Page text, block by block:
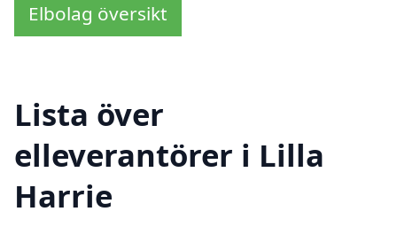
Elbolag översikt
Lista över
elleverantörer i Lilla
Harrie